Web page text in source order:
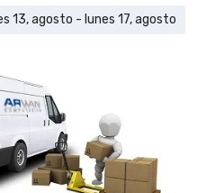
13, agosto - lunes 17, agosto